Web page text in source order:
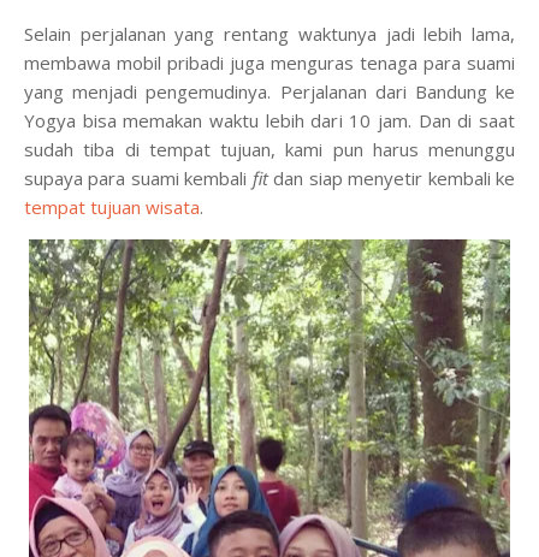
Selain perjalanan yang rentang waktunya jadi lebih lama,
membawa mobil pribadi juga menguras tenaga para suami
yang menjadi pengemudinya. Perjalanan dari Bandung ke
Yogya bisa memakan waktu lebih dari 10 jam. Dan di saat
sudah tiba di tempat tujuan, kami pun harus menunggu
supaya para suami kembali fitdan siap menyetir kembali ke
tempat tujuan wisata.